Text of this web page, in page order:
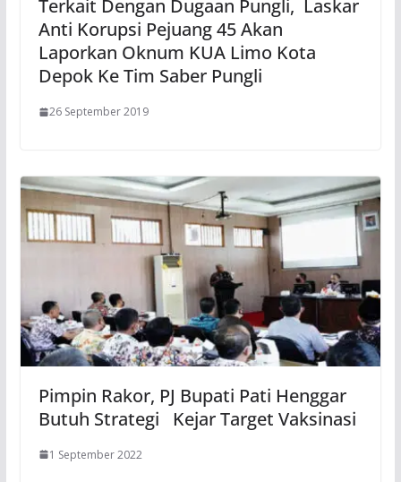
Terkait Dengan Dugaan Pungli, Laskar
Anti Korupsi Pejuang 45 Akan
Laporkan Oknum KUA Limo Kota
Depok Ke Tim Saber Pungli
26 September 2019
Pimpin Rakor, PJ Bupati Pati Henggar
Butuh Strategi Kejar Target Vaksinasi
1 September 2022